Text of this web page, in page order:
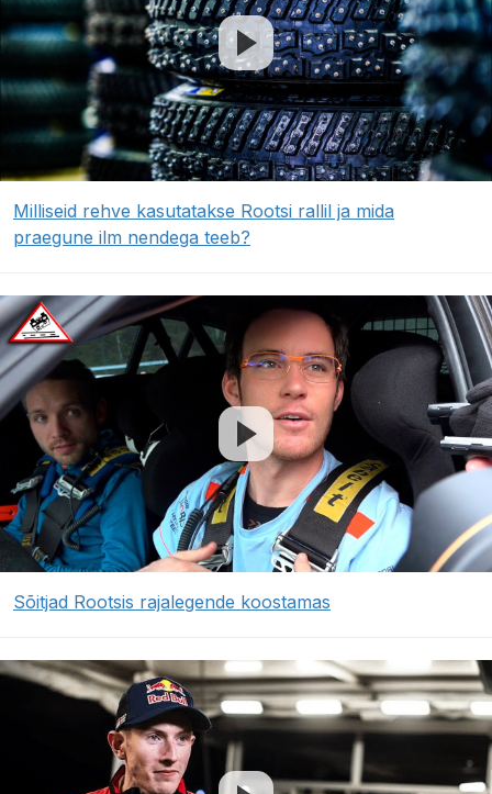
Milliseid rehve kasutatakse Rootsi rallil ja mida
praegune ilm nendega teeb?
Sõitjad Rootsis rajalegende koostamas